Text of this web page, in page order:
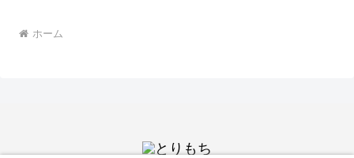
ホーム